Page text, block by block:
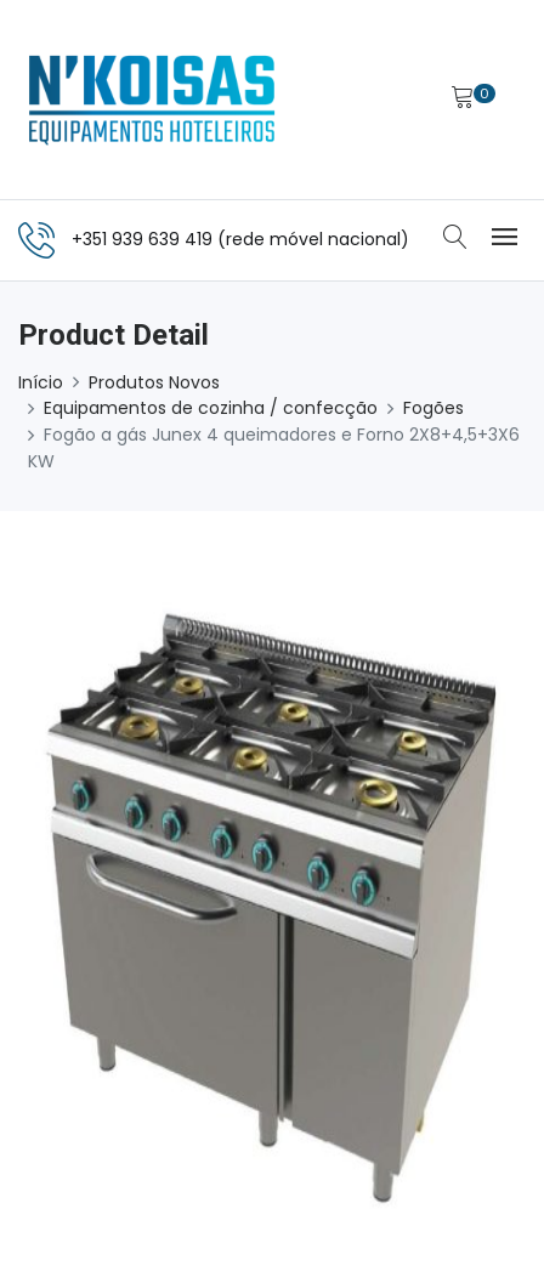
0
+351 939 639 419 (rede móvel nacional)
Product Detail
Início
Produtos Novos
Equipamentos de cozinha / confecção
Fogões
Fogão a gás Junex 4 queimadores e Forno 2X8+4,5+3X6
KW